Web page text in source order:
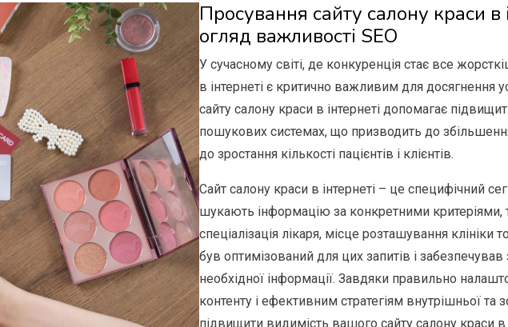
Просування сайту салону краси в
огляд важливості SEO
У сучасному світі, де конкуренція стає все
в інтернеті є критично важливим для досягнення
сайту салону краси в інтернеті допомагає
пошукових системах, що призводить до збільшення
до зростання кількості пацієнтів і клієнтів.
Сайт салону краси в інтернеті – це специфічний
шукають інформацію за конкретними критеріями,
спеціалізація лікаря, місце розташування
був оптимізований для цих запитів і
необхідної інформації. Завдяки правильно
контенту і ефективним стратегіям внутрішньої та
підвищити видимість вашого сайту салону краси в